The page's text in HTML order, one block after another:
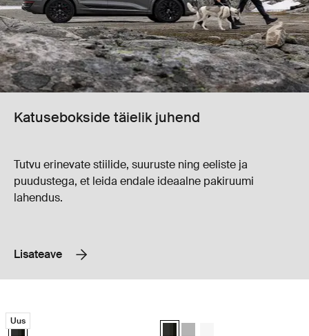
Katusebokside täielik juhend
Tutvu erinevate stiilide, suuruste ning eeliste ja
puudustega, et leida endale ideaalne pakiruumi
lahendus.
Lisateave
Thule Motion 3 L Low Auhinnatud aerodünaamiline 370-liitrine
Uus
Thule Motion 3 L Low Black Glossy (selected)Thule Motion 3 XL Black Glossy
Thule Motion 3 XL Titan